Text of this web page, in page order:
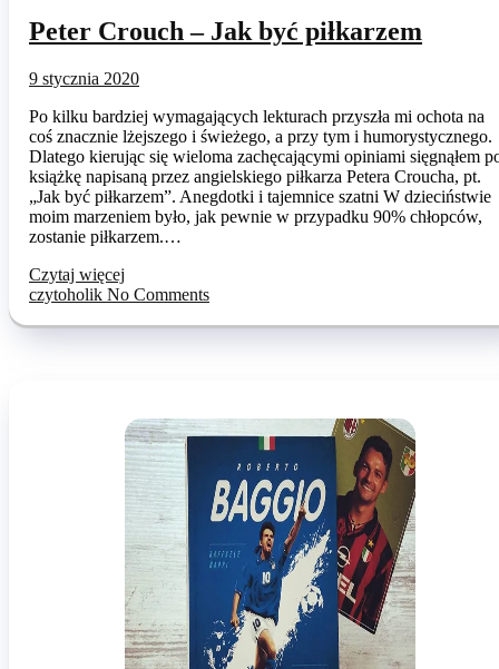
Peter Crouch – Jak być piłkarzem
9 stycznia 2020
Po kilku bardziej wymagających lekturach przyszła mi ochota na
coś znacznie lżejszego i świeżego, a przy tym i humorystycznego.
Dlatego kierując się wieloma zachęcającymi opiniami sięgnąłem
książkę napisaną przez angielskiego piłkarza Petera Croucha, pt.
„Jak być piłkarzem”. Anegdotki i tajemnice szatni W dzieciństwie
moim marzeniem było, jak pewnie w przypadku 90% chłopców,
zostanie piłkarzem.…
Czytaj więcej
czytoholik No Comments